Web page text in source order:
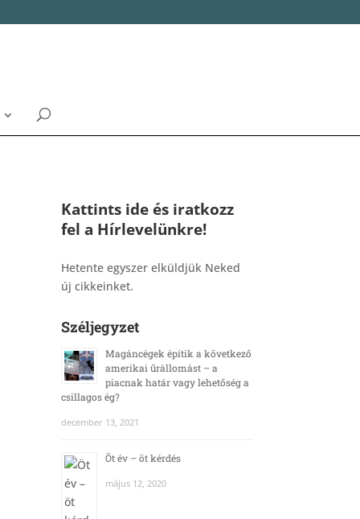
Kattints ide és iratkozz
fel a Hírlevelünkre!
Hetente egyszer elküldjük Neked
új cikkeinket.
Széljegyzet
Magáncégek építik a következő
amerikai űrállomást – a
piacnak határ vagy lehetőség a
csillagos ég?
december 13, 2021
Öt év – öt kérdés
május 12, 2020